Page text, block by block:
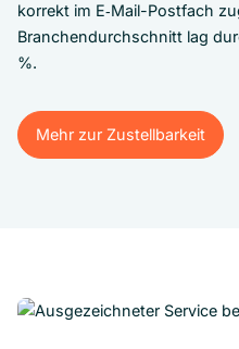
korrekt im E‑Mail-Postfach
Branchendurchschnitt lag
%.
Mehr zur Zustellbarkeit
Mehr zur Zustellbarkeit